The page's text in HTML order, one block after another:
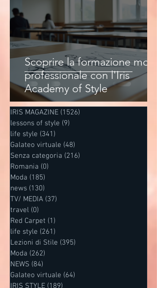
Scoprire la formazione moda
professionale con l'Iris
Academy of Style
IRIS MAGAZINE (1526)
lessons of style (9)
life style (341)
Galateo virtuale (48)
Senza categoria (216)
Romania (0)
Moda (185)
news (130)
TV/ MEDIA (37)
travel (0)
Red Carpet (1)
life style (261)
Lezioni di Stile (395)
Moda (262)
NEWS (84)
Galateo virtuale (64)
IRIS STYLE (189)